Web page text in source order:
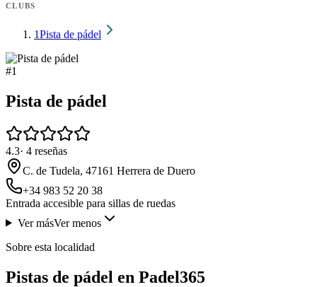
CLUBS
1Pista de pádel
#1
Pista de pádel
4.3· 4 reseñas
C. de Tudela, 47161 Herrera de Duero
+34 983 52 20 38
Entrada accesible para sillas de ruedas
Ver másVer menos
Sobre esta localidad
Pistas de pádel en Padel365